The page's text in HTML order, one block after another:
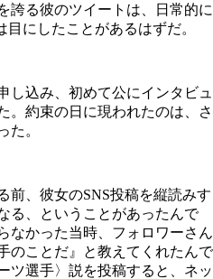
る彼のツイートは、日常的に
にしたことがあるはずだ。
込み、初めて公にインタビュ
。約束の日に現われたのは、さ
た。
前、彼女のSNS投稿を縦読みす
る、ということがあったんで
なかった当時、フォロワーさん
のことだ』と教えてくれたんで
ツ選手〉説を投稿すると、ネッ